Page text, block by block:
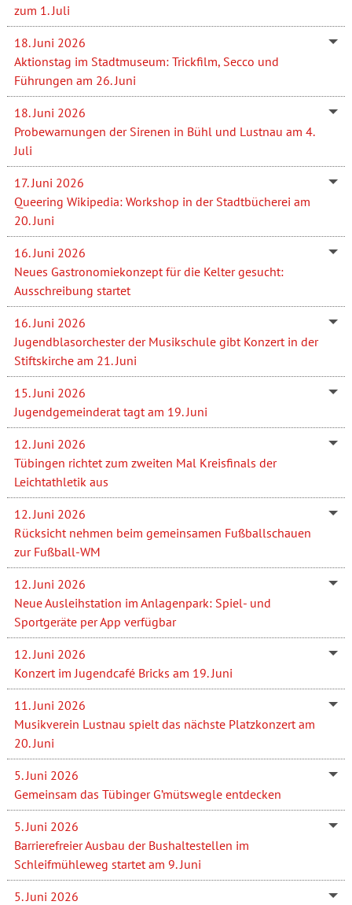
zum 1. Juli
18. Juni 2026
Aktionstag im Stadtmuseum: Trickfilm, Secco und
Führungen am 26. Juni
18. Juni 2026
Probewarnungen der Sirenen in Bühl und Lustnau am 4.
Juli
17. Juni 2026
Queering Wikipedia: Workshop in der Stadtbücherei am
20. Juni
16. Juni 2026
Neues Gastronomiekonzept für die Kelter gesucht:
Ausschreibung startet
16. Juni 2026
Jugendblasorchester der Musikschule gibt Konzert in der
Stiftskirche am 21. Juni
15. Juni 2026
Jugendgemeinderat tagt am 19. Juni
12. Juni 2026
Tübingen richtet zum zweiten Mal Kreisfinals der
Leichtathletik aus
12. Juni 2026
Rücksicht nehmen beim gemeinsamen Fußballschauen
zur Fußball-WM
12. Juni 2026
Neue Ausleihstation im Anlagenpark: Spiel- und
Sportgeräte per App verfügbar
12. Juni 2026
Konzert im Jugendcafé Bricks am 19. Juni
11. Juni 2026
Musikverein Lustnau spielt das nächste Platzkonzert am
20. Juni
5. Juni 2026
Gemeinsam das Tübinger G’mütswegle entdecken
5. Juni 2026
Barrierefreier Ausbau der Bushaltestellen im
Schleifmühleweg startet am 9. Juni
5. Juni 2026